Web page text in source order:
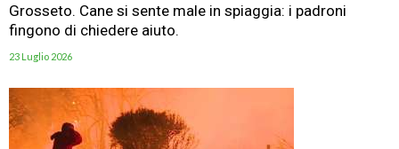
Grosseto. Cane si sente male in spiaggia: i padroni
fingono di chiedere aiuto.
23 Luglio 2026